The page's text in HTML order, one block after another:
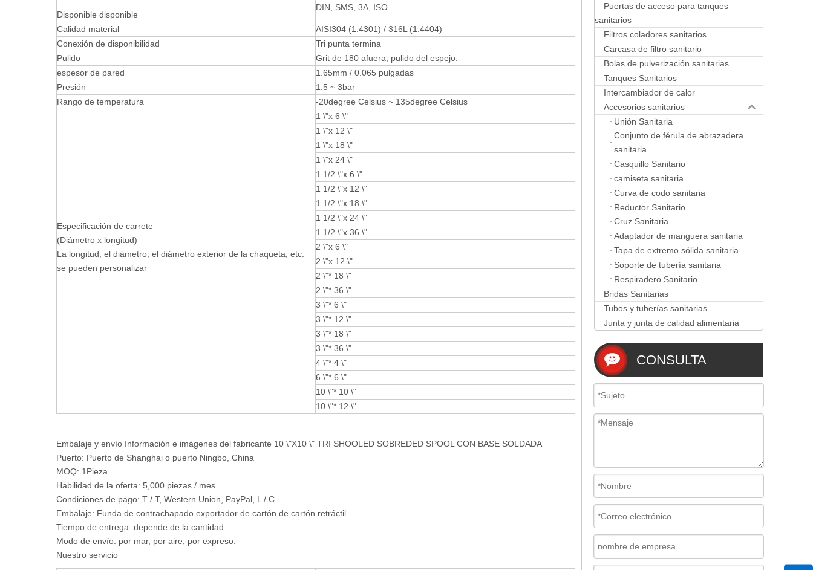
Disponible disponible
DIN, SMS, 3A, ISO
Calidad material
AISI304 (1.4301) / 316L (1.4404)
Conexión de disponibilidad
Tri punta termina
Pulido
Grit de 180 afuera, pulido del espejo.
espesor de pared
1.65mm / 0.065 pulgadas
Presión
1.5 ~ 3bar
Rango de temperatura
-20degree Celsius ~ 135degree Celsius
Especificación de carrete
(Diámetro x longitud)
La longitud, el diámetro, el diámetro exterior de la chaqueta, etc.
se pueden personalizar
1 \"x 6 \"
1 \"x 12 \"
1 \"x 18 \"
1 \"x 24 \"
1 1/2 \"x 6 \"
1 1/2 \"x 12 \"
1 1/2 \"x 18 \"
1 1/2 \"x 24 \"
1 1/2 \"x 36 \"
2 \"x 6 \"
2 \"x 12 \"
2 \"* 18 \"
2 \"* 36 \"
3 \"* 6 \"
3 \"* 12 \"
3 \"* 18 \"
3 \"* 36 \"
4 \"* 4 \"
6 \"* 6 \"
10 \"* 10 \"
10 \"* 12 \"
Embalaje y envío Información e imágenes del fabricante 10 \"X10 \" TRI SHOOLED SOBREDED SPOOL CON BASE SOLDADA
Puerto: Puerto de Shanghai o puerto Ningbo, China
MOQ: 1Pieza
Habilidad de la oferta: 5,000 piezas / mes
Condiciones de pago: T / T, Western Union, PayPal, L / C
Embalaje: Funda de contrachapado exportador de cartón de cartón retráctil
Tiempo de entrega: depende de la cantidad.
Modo de envío: por mar, por aire, por expreso.
Nuestro servicio
Puertas de acceso para tanques
sanitarios
Filtros coladores sanitarios
Carcasa de filtro sanitario
Bolas de pulverización sanitarias
Tanques Sanitarios
Intercambiador de calor
Accesorios sanitarios
Unión Sanitaria
Conjunto de férula de abrazadera
sanitaria
Casquillo Sanitario
camiseta sanitaria
Curva de codo sanitaria
Reductor Sanitario
Cruz Sanitaria
Adaptador de manguera sanitaria
Tapa de extremo sólida sanitaria
Soporte de tubería sanitaria
Respiradero Sanitario
Bridas Sanitarias
Tubos y tuberías sanitarias
Junta y junta de calidad alimentaria
CONSULTA